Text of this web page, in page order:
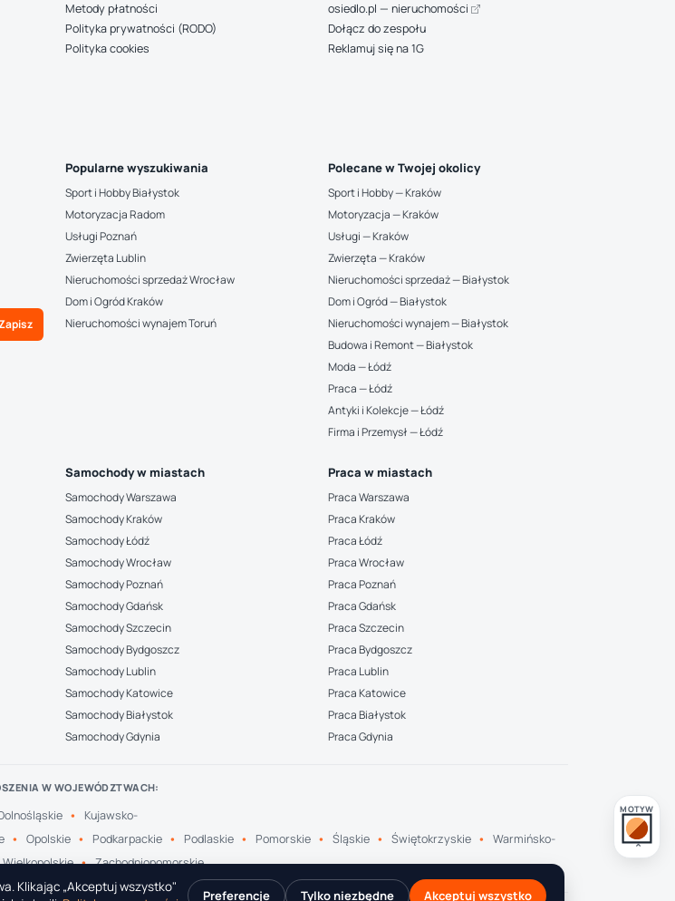
MOTYW
Metody płatności
Polityka prywatności (RODO)
Polityka cookies
osiedlo.pl — nieruchomości
Dołącz do zespołu
Reklamuj się na 1G
Popularne wyszukiwania
Sport i Hobby Białystok
Motoryzacja Radom
Usługi Poznań
Zwierzęta Lublin
Nieruchomości sprzedaż Wrocław
Dom i Ogród Kraków
Nieruchomości wynajem Toruń
Polecane w Twojej okolicy
Sport i Hobby — Kraków
Motoryzacja — Kraków
Usługi — Kraków
Zwierzęta — Kraków
Nieruchomości sprzedaż — Białystok
Dom i Ogród — Białystok
Nieruchomości wynajem — Białystok
Budowa i Remont — Białystok
Moda — Łódź
Praca — Łódź
Antyki i Kolekcje — Łódź
Firma i Przemysł — Łódź
Samochody w miastach
Samochody Warszawa
Samochody Kraków
Samochody Łódź
Samochody Wrocław
Samochody Poznań
Samochody Gdańsk
Samochody Szczecin
Samochody Bydgoszcz
Samochody Lublin
Samochody Katowice
Samochody Białystok
Samochody Gdynia
Praca w miastach
Praca Warszawa
Praca Kraków
Praca Łódź
Praca Wrocław
Praca Poznań
Praca Gdańsk
Praca Szczecin
Praca Bydgoszcz
Praca Lublin
Praca Katowice
Praca Białystok
Praca Gdynia
W WOJEWÓDZTWACH:
Kujawsko-
Opolskie Podkarpackie Podlaskie Pomorskie Śląskie Świętokrzyskie
Warmińsko-
Wielkopolskie Zachodniopomorskie
Klikając „Akceptuj wszystko"
Preferencje Tylko niezbędne Akceptuj wszystko